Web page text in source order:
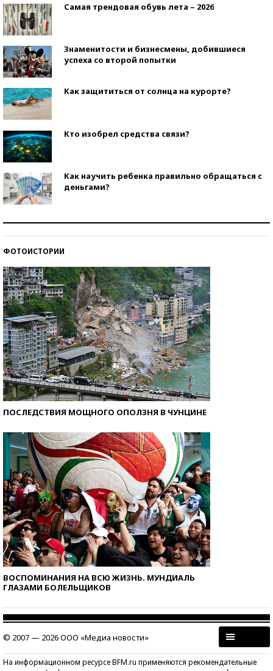
Самая трендовая обувь лета – 2026
Знаменитости и бизнесмены, добившиеся
успеха со второй попытки
Как защититься от солнца на курорте?
Кто изобрел средства связи?
Как научить ребенка правильно обращаться с
деньгами?
ФОТОИСТОРИИ
ПОСЛЕДСТВИЯ МОЩНОГО ОПОЛЗНЯ В ЧУНЦИНЕ
ВОСПОМИНАНИЯ НА ВСЮ ЖИЗНЬ. МУНДИАЛЬ
ГЛАЗАМИ БОЛЕЛЬЩИКОВ
© 2007 — 2026 ООО «Медиа новости»
На информационном ресурсе BFM.ru применяются рекомендательные